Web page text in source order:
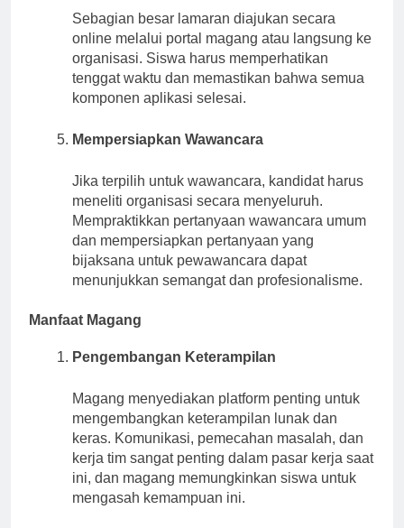
Sebagian besar lamaran diajukan secara
online melalui portal magang atau langsung ke
organisasi. Siswa harus memperhatikan
tenggat waktu dan memastikan bahwa semua
komponen aplikasi selesai.
Mempersiapkan Wawancara
Jika terpilih untuk wawancara, kandidat harus
meneliti organisasi secara menyeluruh.
Mempraktikkan pertanyaan wawancara umum
dan mempersiapkan pertanyaan yang
bijaksana untuk pewawancara dapat
menunjukkan semangat dan profesionalisme.
Manfaat Magang
Pengembangan Keterampilan
Magang menyediakan platform penting untuk
mengembangkan keterampilan lunak dan
keras. Komunikasi, pemecahan masalah, dan
kerja tim sangat penting dalam pasar kerja saat
ini, dan magang memungkinkan siswa untuk
mengasah kemampuan ini.